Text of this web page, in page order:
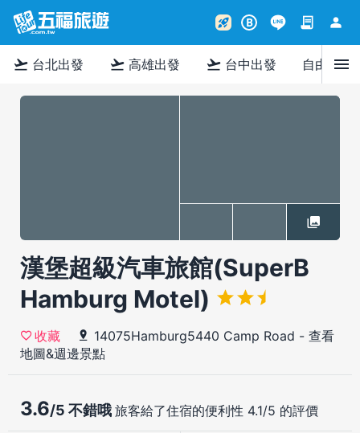
rocket_launch B contract person
flight_takeoff 台北出發 flight_takeoff 高雄出發 flight_takeoff 台中出發 自由行menu
漢堡超級汽車旅館(SuperB
Hamburg Motel)
收藏 14075Hamburg5440 Camp Road - 查看
地圖&週邊景點
3.6/5 不錯哦 旅客給了住宿的便利性 4.1/5 的評價